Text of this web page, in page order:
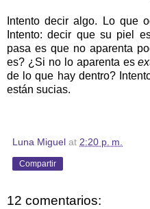
Intento decir algo. Lo que
Intento: decir que su piel
pasa es que no aparenta
es? ¿Si no lo aparenta es
de lo que hay dentro?
están sucias.
Luna Miguel at 2:20 p. m.
Compartir
12 comentarios: